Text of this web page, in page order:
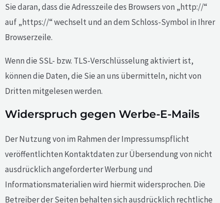
Sie daran, dass die Adresszeile des Browsers von „http://“
auf „https://“ wechselt und an dem Schloss-Symbol in Ihrer
Browserzeile.
Wenn die SSL- bzw. TLS-Verschlüsselung aktiviert ist,
können die Daten, die Sie an uns übermitteln, nicht von
Dritten mitgelesen werden.
Widerspruch gegen Werbe-E-Mails
Der Nutzung von im Rahmen der Impressumspflicht
veröffentlichten Kontaktdaten zur Übersendung von nicht
ausdrücklich angeforderter Werbung und
Informationsmaterialien wird hiermit widersprochen. Die
Betreiber der Seiten behalten sich ausdrücklich rechtliche